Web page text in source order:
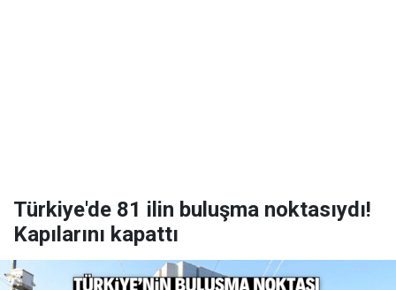
Türkiye'de 81 ilin buluşma noktasıydı!
Kapılarını kapattı